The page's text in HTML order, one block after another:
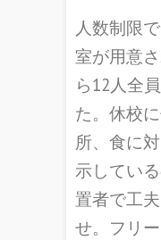
人数制限
室が用意
ら12人全
た。休校
所、食に
示してい
置者で工
せ。フリ